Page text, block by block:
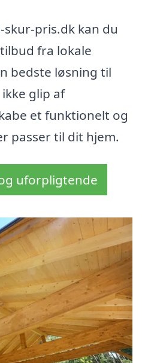
pris.dk kan du
fra lokale
bedste løsning til
glip af
et funktionelt og
passer til dit hjem.
uforpligtende